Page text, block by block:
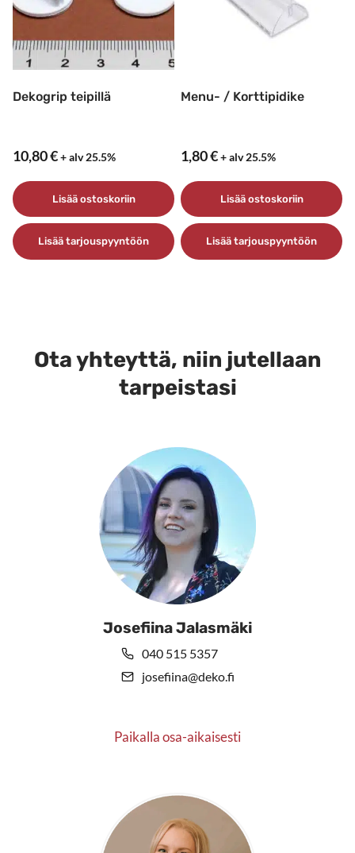
Voit
valinnat
tuotteen
sivulla.
sivulla.
Dekogrip teipillä
10,80€+ alv 25.5%
Lisää ostoskoriin
Lisää tarjouspyyntöön
Menu- / Korttipidike
1,80€+ alv 25.5%
Lisää ostoskoriin
Lisää tarjouspyyntöön
Ota yhteyttä, niin jutellaan
tarpeistasi
Josefiina Jalasmäki
040 515 5357
josefiina@deko.fi
Paikalla osa-aikaisesti